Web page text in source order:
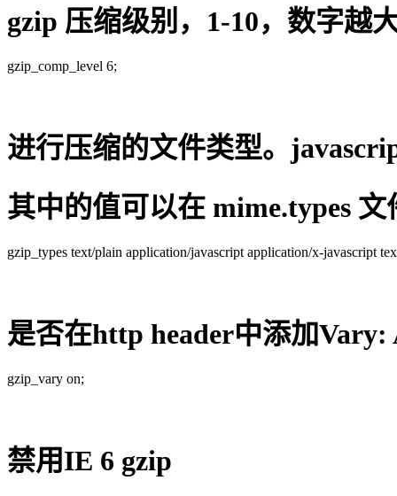
gzip 压缩级别，1-10，数字越
gzip_comp_level 6;
进行压缩的文件类型。
其中的值可以在 mime.types
gzip_types text/plain application/javascript application/x-javascript
是否在http header中添加
gzip_vary on;
禁用IE 6 gzip